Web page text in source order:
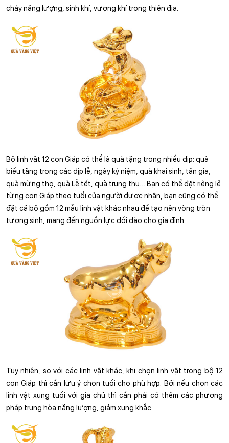
chảy năng lượng, sinh khí, vượng khí trong thiên địa.
Bộ linh vật 12 con Giáp có thể là quà tặng trong nhiều dịp: quà
biếu tặng trong các dịp lễ, ngày kỷ niệm, quà khai sinh, tân gia,
quà mừng thọ, quà Lễ tết, quà trung thu… Bạn có thể đặt riêng lẻ
từng con Giáp theo tuổi của người được nhận, bạn cũng có thể
đặt cả bộ gồm 12 mẫu linh vật khác nhau để tạo nên vòng tròn
tương sinh, mang đến nguồn lực dồi dào cho gia đình.
Tuy nhiên, so với các linh vật khác, khi chọn linh vật trong bộ 12
con Giáp thì cần lưu ý chọn tuổi cho phù hợp. Bởi nếu chọn các
linh vật xung tuổi với gia chủ thì cần phải có thêm các phương
pháp trung hòa năng lượng, giảm xung khắc.